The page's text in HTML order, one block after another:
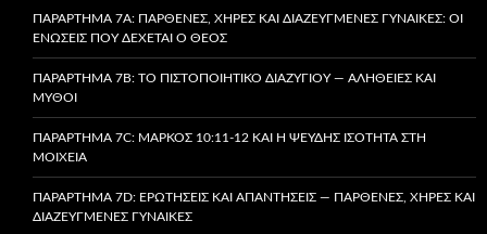
ΠΑΡΆΡΤΗΜΑ 7A: ΠΑΡΘΈΝΕΣ, ΧΉΡΕΣ ΚΑΙ ΔΙΑΖΕΥΓΜΈΝΕΣ ΓΥΝΑΊΚΕΣ: ΟΙ
ΕΝΏΣΕΙΣ ΠΟΥ ΔΈΧΕΤΑΙ Ο ΘΕΌΣ
ΠΑΡΆΡΤΗΜΑ 7B: ΤΟ ΠΙΣΤΟΠΟΙΗΤΙΚΌ ΔΙΑΖΥΓΊΟΥ — ΑΛΉΘΕΙΕΣ ΚΑΙ
ΜΎΘΟΙ
ΠΑΡΆΡΤΗΜΑ 7C: ΜΆΡΚΟΣ 10:11-12 ΚΑΙ Η ΨΕΥΔΉΣ ΙΣΌΤΗΤΑ ΣΤΗ
ΜΟΙΧΕΊΑ
ΠΑΡΆΡΤΗΜΑ 7D: ΕΡΩΤΉΣΕΙΣ ΚΑΙ ΑΠΑΝΤΉΣΕΙΣ — ΠΑΡΘΈΝΕΣ, ΧΉΡΕΣ ΚΑΙ
ΔΙΑΖΕΥΓΜΈΝΕΣ ΓΥΝΑΊΚΕΣ